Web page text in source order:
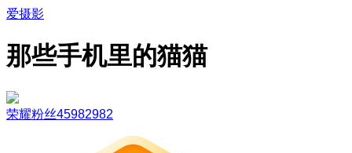
爱摄影
那些手机里的猫猫
荣耀粉丝45982982